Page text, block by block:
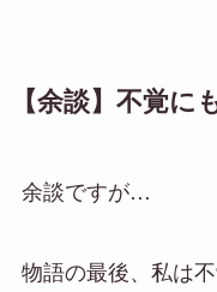
【余談】不覚
余談ですが…
物語の最後、私は